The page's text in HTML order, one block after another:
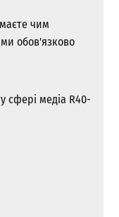
чим
обов'язково
сфері медіа R40-